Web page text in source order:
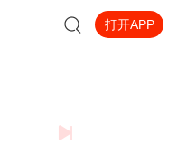
打开APP